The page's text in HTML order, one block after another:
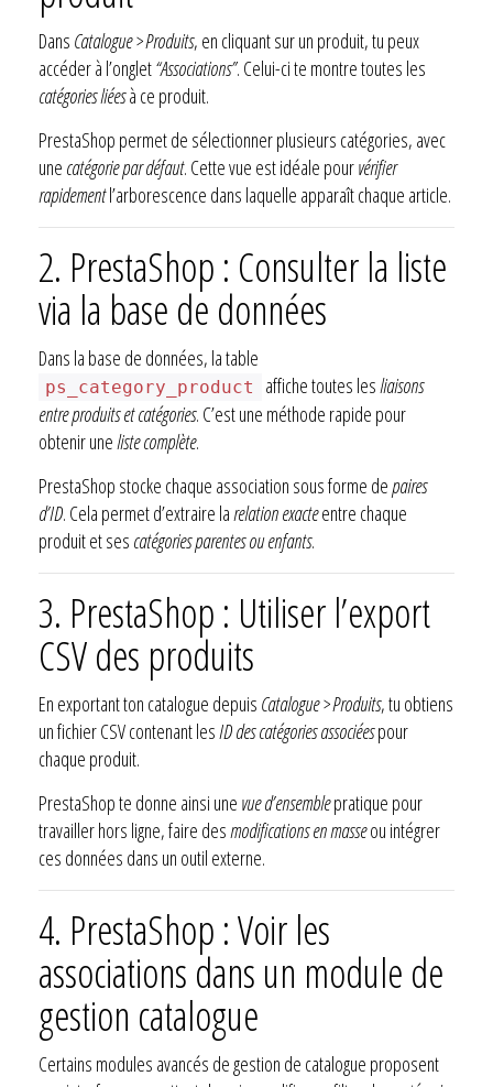
Dans Catalogue > Produits, en cliquant sur un produit, tu peux
accéder à l’onglet“Associations”. Celui-ci te montre toutes les
catégories liéesà ce produit.
PrestaShop permet de sélectionner plusieurs catégories, avec
une catégorie par défaut. Cette vue est idéale pourvérifier
rapidementl’arborescence dans laquelle apparaît chaque article.
2. PrestaShop : Consulter la liste
via la base de données
Dans la base de données, la table
ps_category_product affiche toutes les liaisons
entre produits et catégories. C’est une méthode rapide pour
obtenir une liste complète.
PrestaShop stocke chaque association sous forme depaires
d’ID. Cela permet d’extraire la relation exacteentre chaque
produit et ses catégories parentes ou enfants.
3. PrestaShop : Utiliser l’export
CSV des produits
En exportant ton catalogue depuis Catalogue > Produits, tu obtiens
un fichier CSV contenant lesID des catégories associéespour
chaque produit.
PrestaShop te donne ainsi une vue d’ensemblepratique pour
travailler hors ligne, faire des modifications en masseou intégrer
ces données dans un outil externe.
4. PrestaShop : Voir les
associations dans un module de
gestion catalogue
Certains modules avancés de gestion de catalogue proposent